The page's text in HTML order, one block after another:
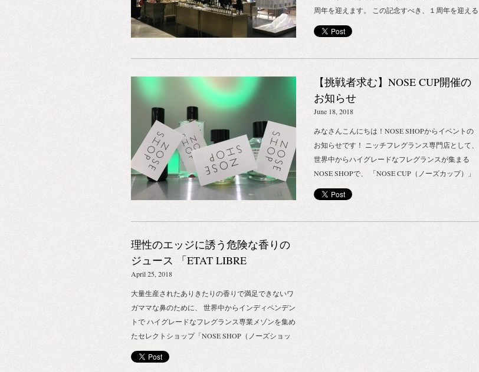
す。 さて、前置きが長くなりましたが、 お鼻のお
店「NOSE SHOP（ノーズショップ）」に、美しい
お花がやってきます。 2018年10月16日（火）より、
NOSE SHOP 新宿の店内で、花と心の空間演出をプ
ロデュースする クリエイティブユニット
展示を行います。 さまざまな香りのストーリーか
ら、インスピレーションを広げ、 花と植物からダイ
レクトに香りを感じ取れるように、演出をしていま
す。 また、期間中、ドライフラワーをつかった特別
なギフトラッピング（有料）もご提供しています。
大きな鼻と美しい花のアートな共演。 ぜひNOSE
SHOP新宿店にお立ち寄りくださいね。
propellaheart（プロペラート ） propellaheart（プロペ
ラート ）は、花と心の空間演出をプロデュースする
ているデザイナー藤原 大さんのディレクションのも
と、生花を用いた伝統的なアレンジメントやサイエ
ンスと花のデジタルデバイスを組み込んだ最新のフ
ラワー インスタレーションなど、さまざまなシチュ
ティブな 提案から作成、施工までトータルでプロデ
ュースし、オリジナルのプロダクトも展開していま
す。 https://propellaheart.tokyo 期間｜2018年10月16日
（火）～ 10月28日（日） 場所｜NOSE SHOP 新宿
地図：〒160-0022 東京都新宿区新宿4-1-6 ニュウマ
周年を迎えます。 この記念すべき、１周年を迎える
８月16日、同日に第２号店がオープンする運びとな
りました。 NOSE SHOP 銀座（地図:東京都中央区銀
座5-2-1 東急プラザ銀座 ３階） 新宿店の１周年、及
謝の意を込めまして、「鼻祭（ハナマツリ）」と題
したノーズショップ感謝祭を開催します。 鼻祭（ハ
ナマツリ）概要 ・NOSE SHOPアワード｜NOSE
ント！ ・EVENT｜店頭でスペシャルなイベントを
開催！ ・SPECIAL GOODS｜新宿店の１周年と銀座
店オープンを記念したスペシャルグッズを発売！ 詳
細 ～NOSE SHOPアワード～ 8月16日～9月17日の１
ヶ月間で、みなさまの投票によりランキングが決定
本物さながらのレッドカーペットと銅像が！！ 「ル
ームフレグランス賞」「ベストフレグランス賞」
「ベストギフト賞」「ニッチオブニッチ賞」の４つ
の賞にノミネートされた香水が、３点ずつ展示され
ます。 ＜場所＞NOSE SHOP 新宿 地図：〒160-0022
投票期間：8月16日～31日 （NOSE SHOP 新宿店頭
（NOSE SHOP 新宿店頭とHP、SNSにて結果発表）
お店に来られたみなさまの投票で決まる、NOSE
【挑戦者求む】NOSE CUP開催の
お知らせ
June 18, 2018
みなさんこんにちは！NOSE SHOPからイベントの
お知らせです！ ニッチフレグランス専門店として、
世界中からハイグレードなフレグランスが集まる
NOSE SHOPで、 「NOSE CUP（ノーズカップ）」
と題して、鼻試し大会を開催致します！ NOSE
CUPー 「この香り、どーれだ！」 そう。みなさま
りに、NOSE SHOPにあるすべての香水（約100種）
の中からただ一つの答えを見つけ出して頂きます！
ルールは、自分の鼻を信じること。 頭で難しく考え
ずにゲーム感覚で楽しんでみてくださいね♪ 問題は
（日） 各3回（13:00～／15:00～／17:00～） 定員
理性のエッジに誘う危険な香りの
ジュース 「ETAT LIBRE
D’ORANGE｜エタ リーブル ド オ
ランジェ」 2018年5月日本初上
陸、NOSE SHOP（ノーズショッ
プ） 独占先行発売のお知らせ
April 25, 2018
大量生産されたありきたりの香りで満足できないワ
ガママな鼻のために、 世界中からインディペンデン
トで ハイグレードなフレグランス専業メゾンを集め
たセレクトショップ「NOSE SHOP（ノーズショッ
プ）」。 ここでしか買えない日本初上陸のフレグラ
ンスブランドや限定商品も多数ラインナップしてい